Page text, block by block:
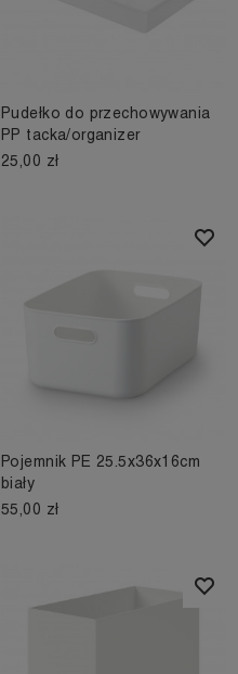
Pudełko do przechowywania
PP tacka/organizer
25,00 zł
Pojemnik PE 25.5x36x16cm
biały
55,00 zł